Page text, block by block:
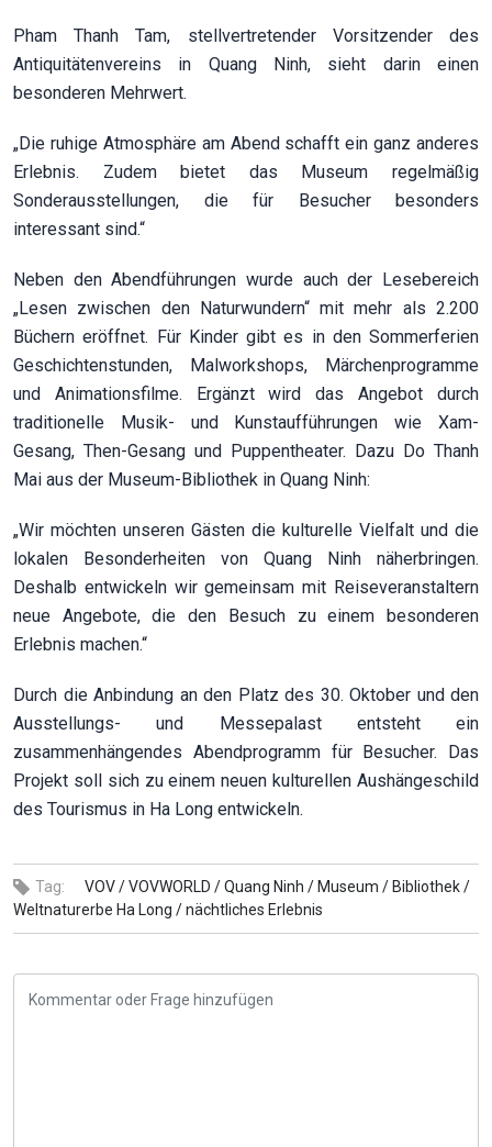
Pham Thanh Tam, stellvertretender Vorsitzender des
Antiquitätenvereins in Quang Ninh, sieht darin einen
besonderen Mehrwert.
„Die ruhige Atmosphäre am Abend schafft ein ganz anderes
Erlebnis. Zudem bietet das Museum regelmäßig
Sonderausstellungen, die für Besucher besonders
interessant sind.“
Neben den Abendführungen wurde auch der Lesebereich
„Lesen zwischen den Naturwundern“ mit mehr als 2.200
Büchern eröffnet. Für Kinder gibt es in den Sommerferien
Geschichtenstunden, Malworkshops, Märchenprogramme
und Animationsfilme. Ergänzt wird das Angebot durch
traditionelle Musik- und Kunstaufführungen wie Xam-
Gesang, Then-Gesang und Puppentheater. Dazu Do Thanh
Mai aus der Museum-Bibliothek in Quang Ninh:
„Wir möchten unseren Gästen die kulturelle Vielfalt und die
lokalen Besonderheiten von Quang Ninh näherbringen.
Deshalb entwickeln wir gemeinsam mit Reiseveranstaltern
neue Angebote, die den Besuch zu einem besonderen
Erlebnis machen.“
Durch die Anbindung an den Platz des 30. Oktober und den
Ausstellungs- und Messepalast entsteht ein
zusammenhängendes Abendprogramm für Besucher. Das
Projekt soll sich zu einem neuen kulturellen Aushängeschild
des Tourismus in Ha Long entwickeln.
Tag: VOV /VOVWORLD /Quang Ninh / Museum / Bibliothek /
Weltnaturerbe Ha Long /nächtliches Erlebnis